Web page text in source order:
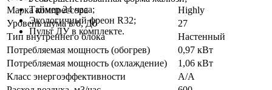
Таймер 24 часа;
Экологичный фреон R32;
Пульт ДУ в комплекте.
Марка компрессора
Highly
Уровень шума в/б, Дб
27
Тип внутреннего блока
Настенный
Потребляемая мощность (обогрев)
0,97 кВт
Потребляемая мощность (охлаждение)
1,06 кВт
Класс энергоэффективности
A/A